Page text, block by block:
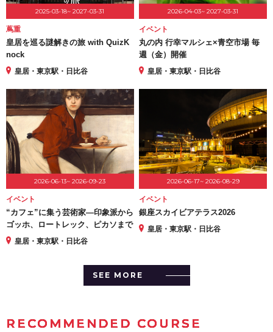
2025-03-18~ 2027-03-31
蔦重
皇居を巡る謎解きの旅 with QuizK
nock
皇居・東京駅・日比谷
2026-04-03~ 2027-03-31
イベント
丸の内 行幸マルシェ×青空市場 毎
週（金）開催
皇居・東京駅・日比谷
2026-06-13~ 2026-09-23
イベント
“カフェ”に集う芸術家―印象派から
ゴッホ、ロートレック、ピカソまで
皇居・東京駅・日比谷
2026-06-17~ 2026-08-29
イベント
銀座スカイビアテラス2026
皇居・東京駅・日比谷
SEE MORE
RECOMMENDED COURSE